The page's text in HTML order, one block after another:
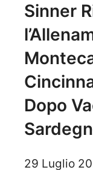
Sinner
Dopo
29 Luglio